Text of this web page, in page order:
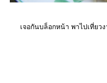
เจอกันบล็อกหน้า พาไปเที่ยว